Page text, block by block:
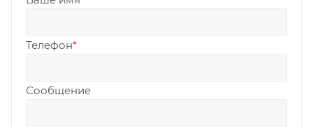
Телефон*
Сообщение